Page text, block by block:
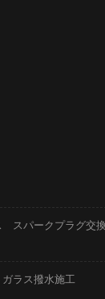
パークプラグ交
ラス撥水施工